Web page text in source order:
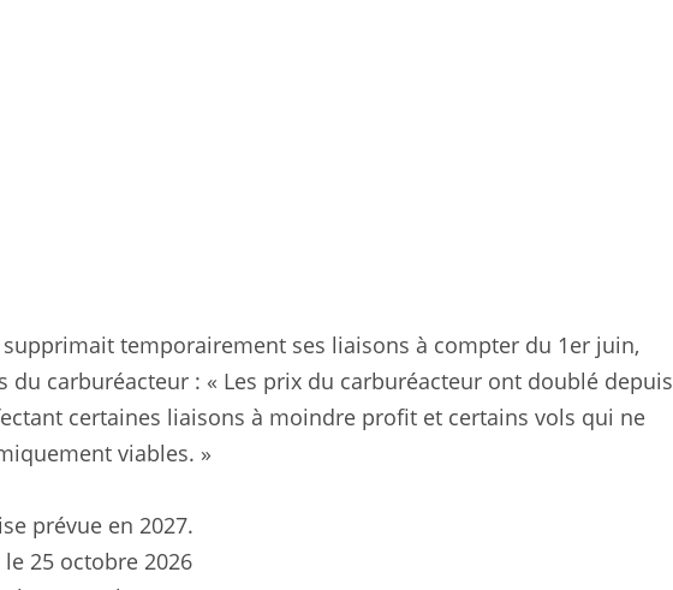
supprimait temporairement ses liaisons à compter du 1er juin,
du carburéacteur : « Les prix du carburéacteur ont doublé depuis
certaines liaisons à moindre profit et certains vols qui ne
viables. »
prévue en 2027.
25 octobre 2026